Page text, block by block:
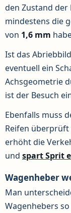
den Zustand der
mindestens die
von 1,6 mm
Ist das
eventuell ein
Achsgeometrie
ist der Besuch
Ebenfalls muss
Reifen
erhöht die
und spart Sprit
Wagenheber
Man
Wagenhebers